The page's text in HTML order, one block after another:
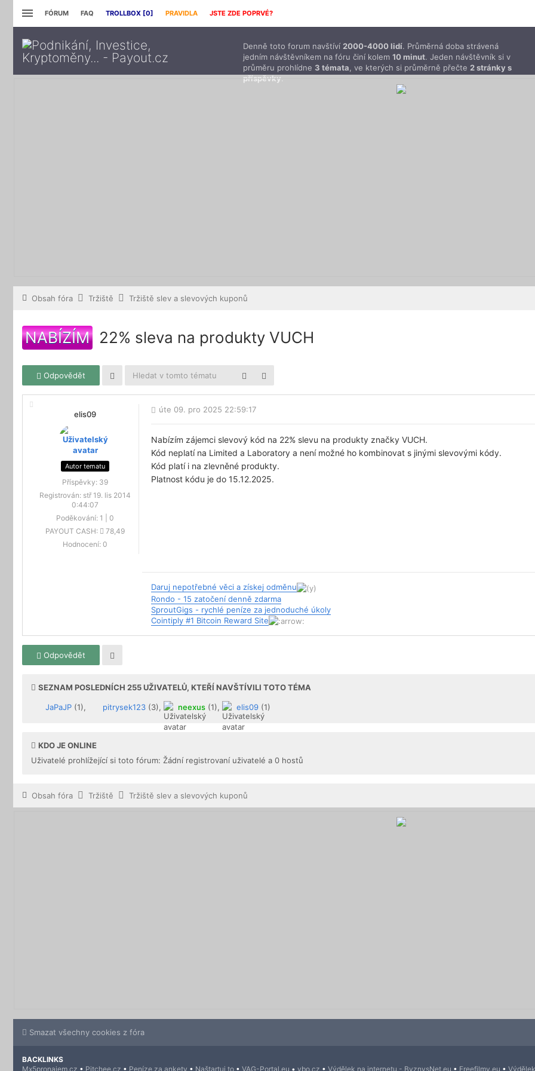
FÓRUM FAQ TROLLBOX [0] PRAVIDLA JSTE ZDE POPRVÉ?
Denně toto forum navštíví 2000-4000 lidí. Průměrná doba strávená
jedním návštěvníkem na fóru činí kolem 10 minut. Jeden návštěvník si v
průměru prohlídne 3 témata , ve kterých si průměrně přečte 2 stránky s
příspěvky
Obsah fóra Tržiště Tržiště slev a slevových kuponů
NABÍZÍM 22% sleva na produkty VUCH
Odpovědět
elis09
Autor tematu
Příspěvky: 39
Registrován: stř 19. lis 2014
0:44:07
Poděkování: 1
0
PAYOUT CASH:
78,49
Hodnocení: 0
úte 09. pro 2025 22:59:17
Nabízím zájemci slevový kód na 22% slevu na produkty značky VUCH.
Kód neplatí na Limited a Laboratory a není možné ho kombinovat s jinými slevovými kódy.
Kód platí i na zlevněné produkty.
Platnost kódu je do 15.12.2025.
Daruj nepotřebné věci a získej odměnu
Rondo - 15 zatočení denně zdarma
SproutGigs - rychlé peníze za jednoduché úkoly
Cointiply #1 Bitcoin Reward Site
Odpovědět
SEZNAM POSLEDNÍCH 255UŽIVATELŮ, KTEŘÍ NAVŠTÍVILI TOTO TÉMA
JaPaJP (1), pitrysek123 (3), neexus (1), elis09 (1)
KDO JE ONLINE
Uživatelé prohlížející si toto fórum: Žádní registrovaní uživatelé a 0 hostů
Obsah fóra Tržiště Tržiště slev a slevových kuponů
Smazat všechny cookies z fóra
BACKLINKS
Mx5pronajem.cz • Pitchee.cz • Peníze za ankety • Naštartuj to • VAG-Portal.eu • ybo.cz • Výdělek na internetu - ByznysNet.eu • Freefilmy.eu •